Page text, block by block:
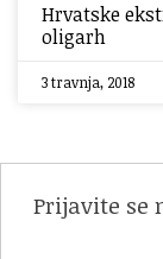
Hrvatske
oligarh
3 travnja, 2018
Prijavite se